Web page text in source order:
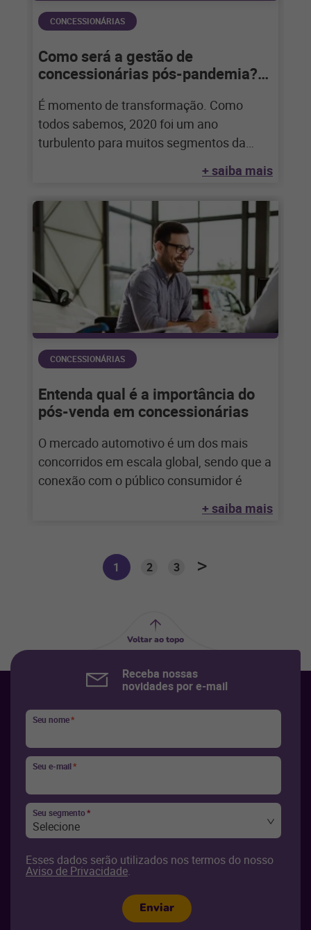
CONCESSIONÁRIAS
Como será a gestão de
concessionárias pós-pandemia?
É momento de transformação. Como
todos sabemos, 2020 foi um ano
turbulento para muitos segmentos da
+ saiba mais
CONCESSIONÁRIAS
Entenda qual é a importância do
pós-venda em concessionárias
O mercado automotivo é um dos mais
concorridos em escala global, sendo que a
conexão com o público consumidor é
+ saiba mais
1 2 3
Voltar ao topo
Receba nossas
novidades por e-mail
Seu nome*
Seu e-mail*
Seu segmento*
Selecione
Esses dados serão utilizados nos termos do nosso
Aviso de Privacidade.
Enviar